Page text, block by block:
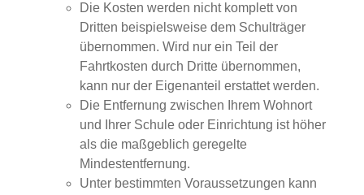
Die Kosten werden nicht komplett von
Dritten beispielsweise dem Schulträger
übernommen. Wird nur ein Teil der
Fahrtkosten durch Dritte übernommen,
kann nur der Eigenanteil erstattet werden.
Die Entfernung zwischen Ihrem Wohnort
und Ihrer Schule oder Einrichtung ist höher
als die maßgeblich geregelte
Mindestentfernung.
Unter bestimmten Voraussetzungen kann